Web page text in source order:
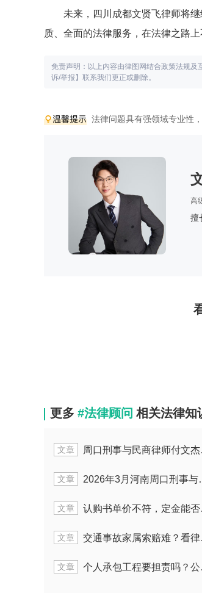
未来，四川成都文贤飞律师将
质、全面的法律服务，在法律之路
免责声明：以上内容由律图网结合政策法规
诉/举报】联系我们更正或删除。
法律问题具有强领域专业性
高
擅
更多 #法律顾问 相关法律知
1.5w 浏览 文章 千万级串标案力挽狂澜：北京声驰(南昌)律
1.2w 浏览 文章 云南丽江婚姻家事律师杨慧：代
2.1w 浏览 文章 陕西西安民商律师杨向东：
1.7w 浏览 文章 湖北荆州刑事辩护律师肖仲
1.3w 浏览 文章 周口刑事辩护律师喻泽源